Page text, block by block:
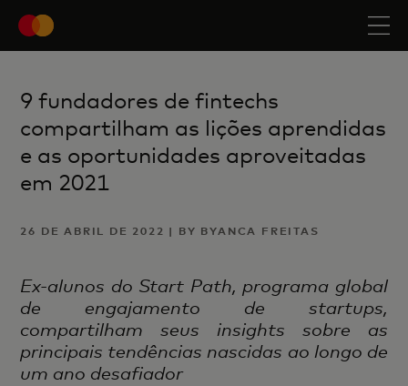
9 fundadores de fintechs
compartilham as lições aprendidas
e as oportunidades aproveitadas
em 2021
26 DE ABRIL DE 2022 | BY BYANCA FREITAS
Ex-alunos do Start Path, programa global
de engajamento de startups,
compartilham seus insights sobre as
principais tendências nascidas ao longo de
um ano desafiador